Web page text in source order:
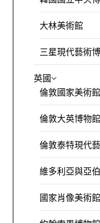
大林美術館
三星現代藝術
英國
倫敦國家美術館
倫敦大英博物館
倫敦泰特現代
維多利亞與亞
國家肖像美術館